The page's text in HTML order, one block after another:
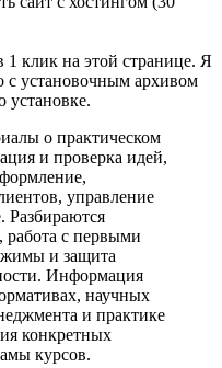
клик на этой странице. Я
с установочным архивом
установке.
о практическом
и проверка идей,
управление
Разбираются
с первыми
и защита
Информация
научных
и практике
конкретных
курсов.